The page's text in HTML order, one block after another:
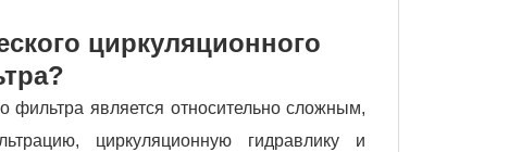
циркуляционного
фильтра является относительно сложным,
циркуляционную гидравлику и